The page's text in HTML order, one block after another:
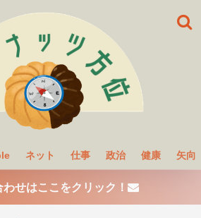
ネット 仕事 政治 健康 矢向
わせはここをクリック！